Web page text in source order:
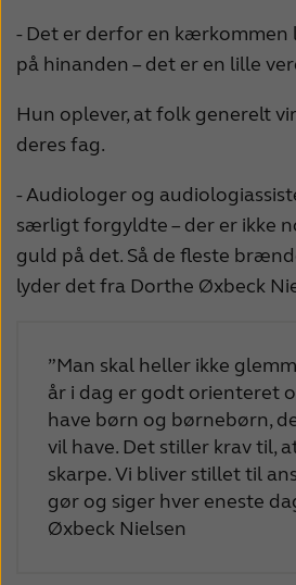
- Det er derfor en kærkommen
på hinanden – det er en lille
Hun oplever, at folk generelt
deres fag.
- Audiologer og
særligt forgyldte – der er ikke
guld på det. Så de fleste
lyder det fra Dorthe Øxbeck
”Man skal heller ikke
år i dag er godt orienteret
have børn og børnebørn,
vil have. Det stiller krav til,
skarpe. Vi bliver stillet til
gør og siger hver eneste
Øxbeck Nielsen